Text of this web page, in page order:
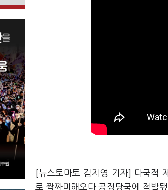
[뉴스토마토 김지영 기자] 다국적
로 짬짜미해오다 공정당국에 적발